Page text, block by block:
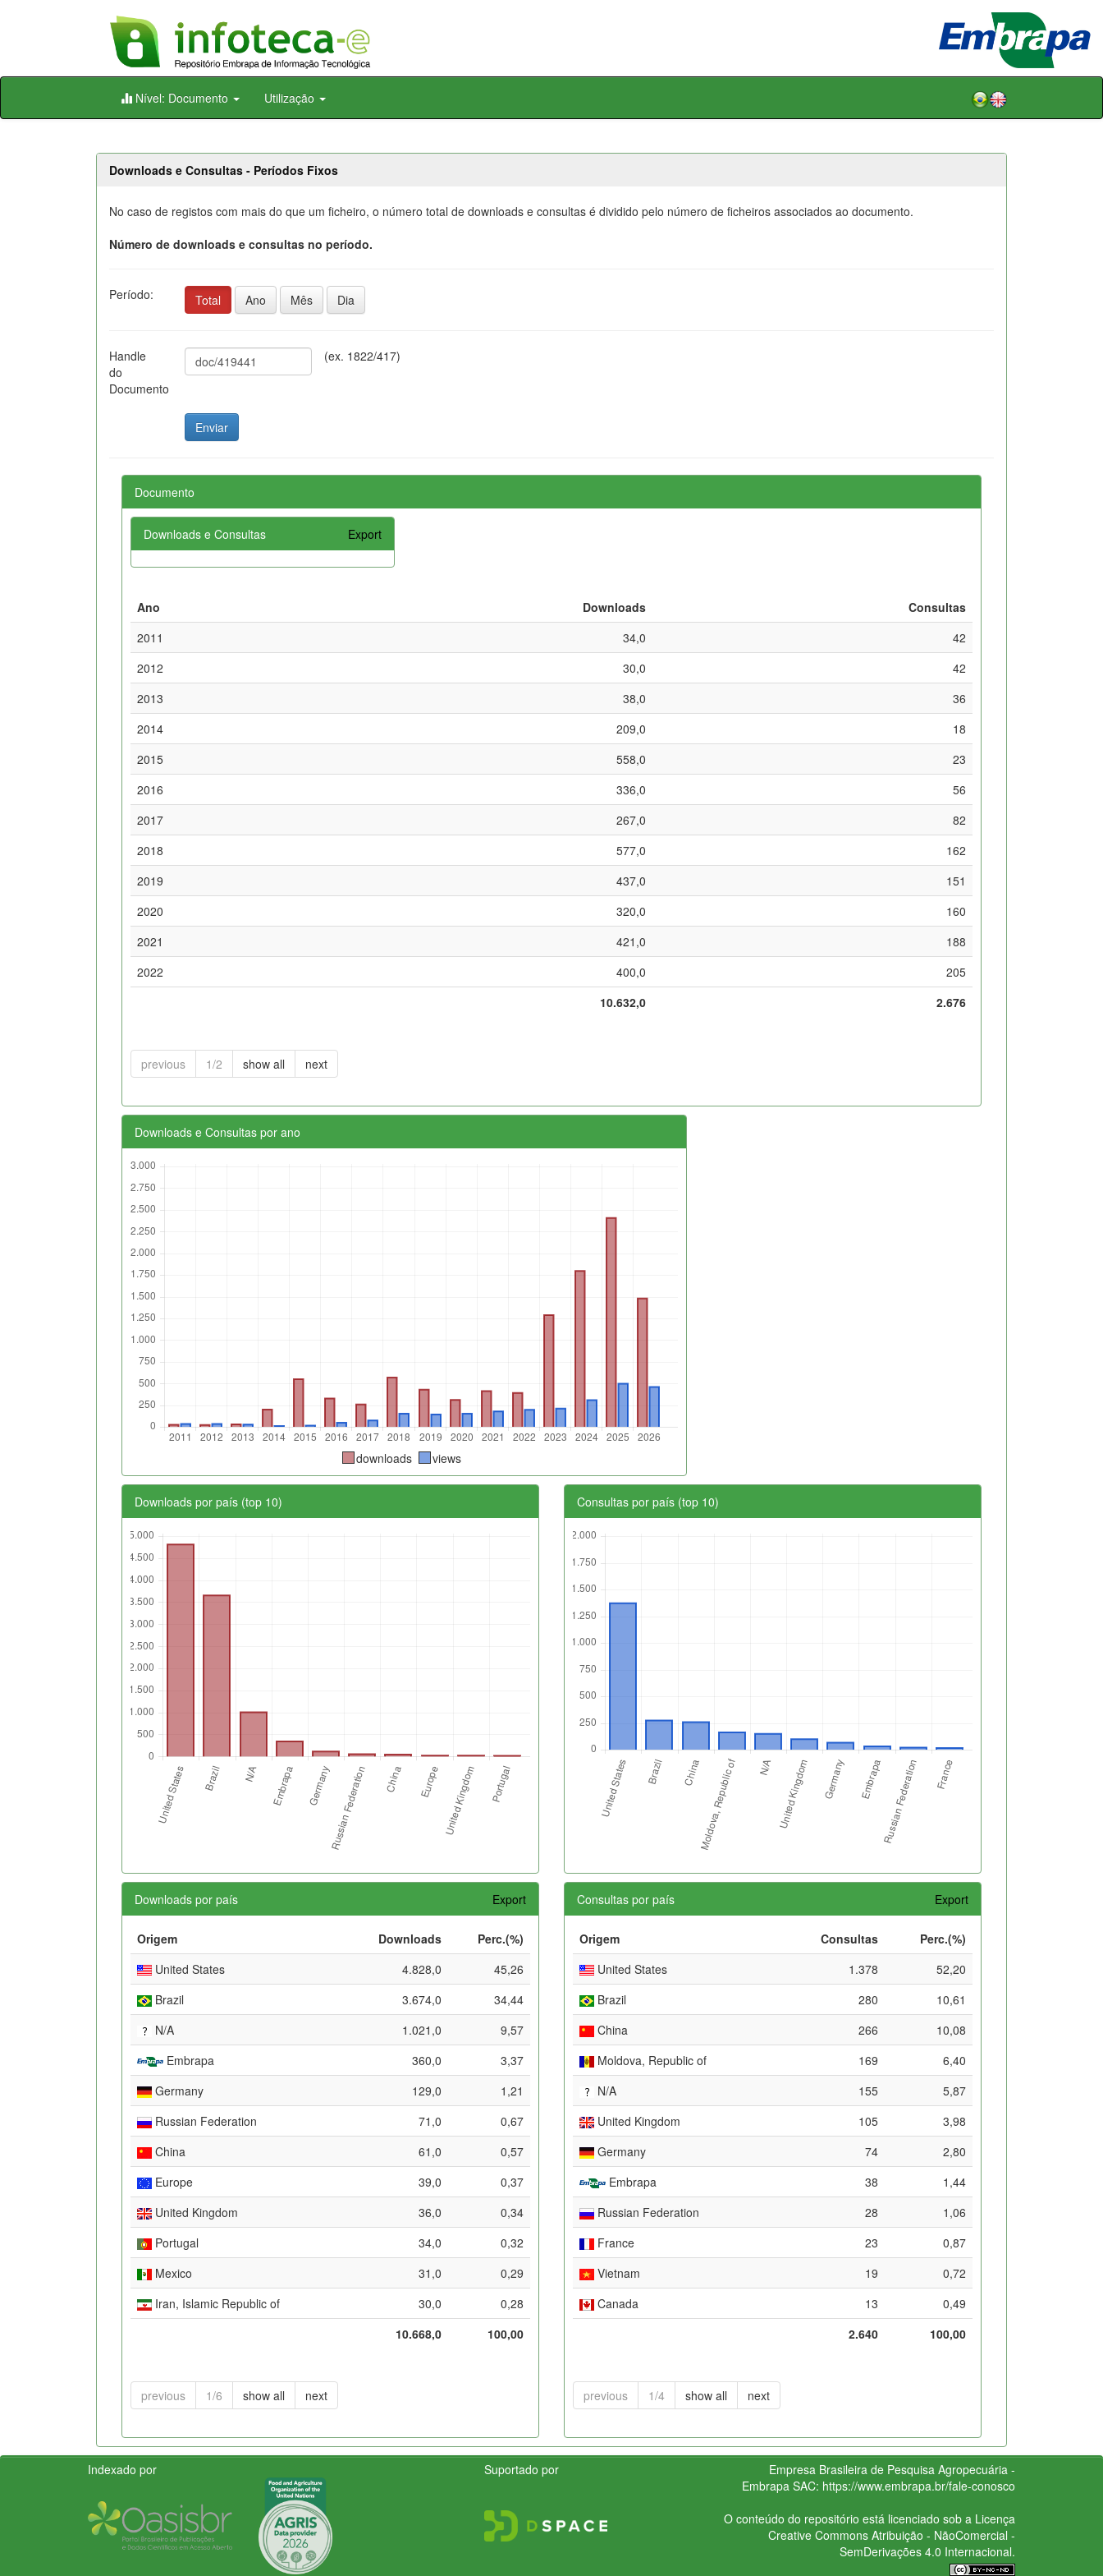
Skip
Nível: Documento Utilização
Downloads e Consultas - Períodos Fixos
No caso de registos com mais do que um ficheiro, o número total de downloads e consultas é dividido pelo número de ficheiros associados ao documento.
Número de downloads e consultas no período.
Período: Total Ano Mês Dia
Handle
do
Documento
(ex. 1822/417)
Documento
Downloads e Consultas Export
Ano Downloads
Consultas
2011
34,0
42
2012
30,0
42
2013
38,0
36
2014
209,0
18
2015
558,0
23
2016
336,0
56
2017
267,0
82
2018
577,0
162
2019
437,0
151
2020
320,0
160
2021
421,0
188
2022
400,0
205
10.632,0
2.676
previous 1/2 show all next
Downloads e Consultas por ano
downloads views
Downloads por país (top 10) Consultas por país (top 10)
Downloads por país Export
Origem Downloads
Perc.(%)
United States
4.828,0
45,26
Brazil
3.674,0
34,44
N/A
1.021,0
9,57
Embrapa
360,0
3,37
Germany
129,0
1,21
Russian Federation
71,0
0,67
China
61,0
0,57
Europe
39,0
0,37
United Kingdom
36,0
0,34
Portugal
34,0
0,32
Mexico
31,0
0,29
Iran, Islamic Republic of
30,0
0,28
10.668,0
100,00
previous 1/6 show all next
Consultas por país Export
Origem Consultas
Perc.(%)
United States
1.378
52,20
Brazil
280
10,61
China
266
10,08
Moldova, Republic of
169
6,40
N/A
155
5,87
United Kingdom
105
3,98
Germany
74
2,80
Embrapa
38
1,44
Russian Federation
28
1,06
France
23
0,87
Vietnam
19
0,72
Canada
13
0,49
2.640
100,00
previous 1/4 show all next
Indexado por Suportado por
Empresa Brasileira de Pesquisa Agropecuária -
Embrapa SAC: https://www.embrapa.br/fale-conosco
O conteúdo do repositório está licenciado sob a Licença
Creative CommonsAtribuição - NãoComercial -
SemDerivações 4.0 Internacional.